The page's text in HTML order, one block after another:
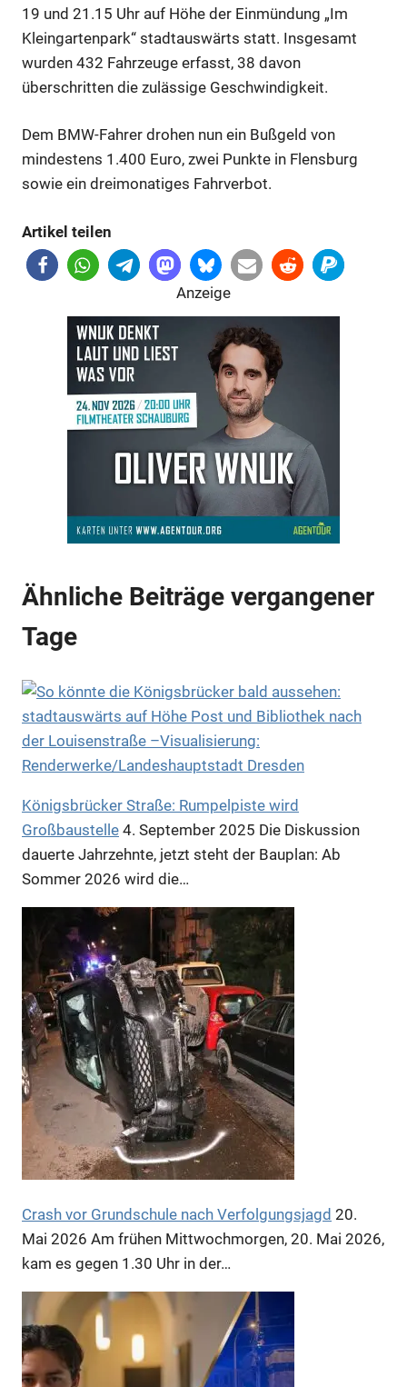
19 und 21.15 Uhr auf Höhe der Einmündung „Im
Kleingartenpark“ stadtauswärts statt. Insgesamt
wurden 432 Fahrzeuge erfasst, 38 davon
überschritten die zulässige Geschwindigkeit.
Dem BMW-Fahrer drohen nun ein Bußgeld von
mindestens 1.400 Euro, zwei Punkte in Flensburg
sowie ein dreimonatiges Fahrverbot.
Artikel teilen
Anzeige
Anzeige
Anzeige
Anzeige
Anzeige
Anzeige
Ähnliche Beiträge vergangener
Tage
Königsbrücker Straße: Rumpelpiste wird
Großbaustelle 4. September 2025 Die Diskussion
dauerte Jahrzehnte, jetzt steht der Bauplan: Ab
Sommer 2026 wird die…
Crash vor Grundschule nach Verfolgungsjagd 20.
Mai 2026 Am frühen Mittwochmorgen, 20. Mai 2026,
kam es gegen 1.30 Uhr in der…